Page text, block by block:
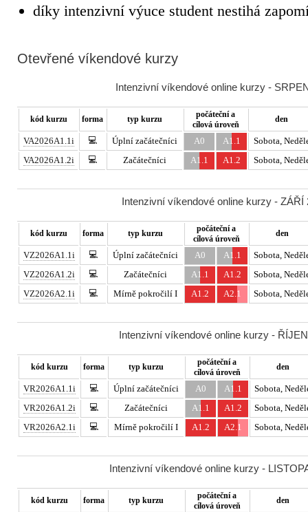
díky intenzivní výuce student nestihá
Otevřené víkendové kurzy
Intenzivní víkendové online kurzy -
kód kurzu forma typ kurzu
počáteční a
cílová úroveň
den
VA2026A1.1i 💻 Úplní začátečníci A0 A1.1
Sobota,
VA2026A1.2i
💻 Začátečníci A1.1 A1.2 Sobota,
Intenzivní víkendové online kurzy -
kód kurzu forma typ kurzu
počáteční a
cílová úroveň
den
VZ2026A1.1i 💻 Úplní začátečníci A0 A1.1
Sobota,
VZ2026A1.2i
💻 Začátečníci A1.1 A1.2
Sobota,
VZ2026A2.1i
💻 Mírně pokročilí I A1.2 A2.1 Sobota,
Intenzivní víkendové online kurzy -
kód kurzu forma typ kurzu
počáteční a
cílová úroveň
den
VR2026A1.1i 💻 Úplní začátečníci A0 A1.1
Sobota,
VR2026A1.2i
💻 Začátečníci A1.1 A1.2
Sobota,
VR2026A2.1i
💻 Mírně pokročilí I A1.2 A2.1 Sobota,
Intenzivní víkendové online kurzy -
kód kurzu forma typ kurzu
počáteční a
cílová úroveň
den